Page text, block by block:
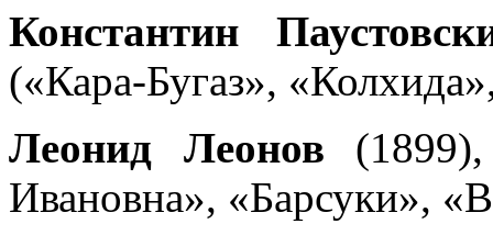
Константин
(«Кара-Бугаз»,
Леонид Леонов
Ивановна», «Барсуки»,